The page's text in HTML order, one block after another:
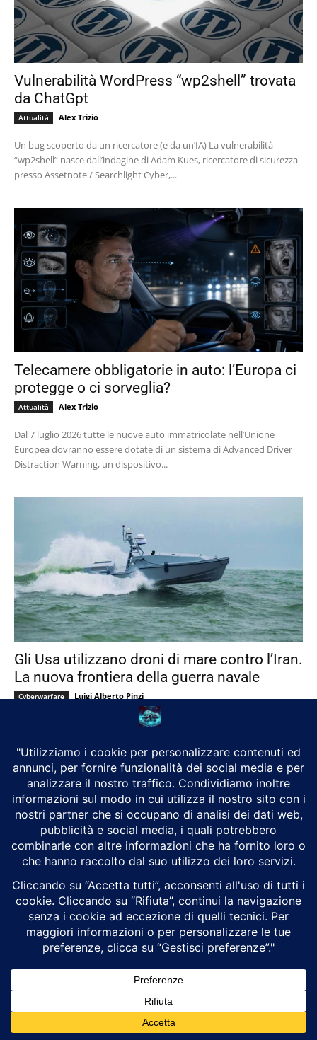
Vulnerabilità WordPress “wp2shell” trovata
da ChatGpt
Attualità Alex Trizio
Un bug scoperto da un ricercatore (e da un’IA) La vulnerabilità
“wp2shell” nasce dall’indagine di Adam Kues, ricercatore di sicurezza
presso Assetnote / Searchlight Cyber,...
Telecamere obbligatorie in auto: l’Europa ci
protegge o ci sorveglia?
Attualità Alex Trizio
Dal 7 luglio 2026 tutte le nuove auto immatricolate nell’Unione
Europea dovranno essere dotate di un sistema di Advanced Driver
Distraction Warning, un dispositivo...
Gli Usa utilizzano droni di mare contro l’Iran.
La nuova frontiera della guerra navale
Cyberwarfare Luigi Alberto Pinzi
Gli attacchi con droni di superficie statunitensi contro il porto
guerra navale contemporanea, segnando la...
Stati Uniti e Iran continuano i colloqui
Geopolitica Giacomo Crosetto
Donald Trump ha annunciato che Stati Uniti e Iran hanno
concordato di proseguire i colloqui, ma ha dichiarato che la tregua è